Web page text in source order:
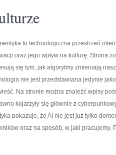
to technologiczna przestrzeń
oraz jego wpływ na kulturę. Strona
się tym, jak algorytmy zmieniają
nie jest przedstawiana jedynie
Na stronie można znaleźć wpisy
kojarzyły się głównie z
pokazuje, że AI nie jest już tylko
oraz na sposób, w jaki pracujemy.